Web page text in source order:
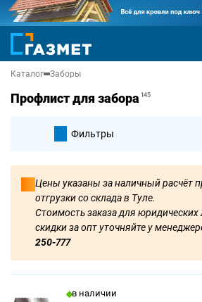
Каталог Заборы
Профлист для забора 145
Фильтры
Цены указаны за наличный расчёт
отгрузки со склада в Туле.
Стоимость заказа для
скидки за опт уточняйте у
250-777
в наличии